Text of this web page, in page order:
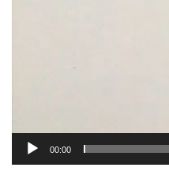
00:00